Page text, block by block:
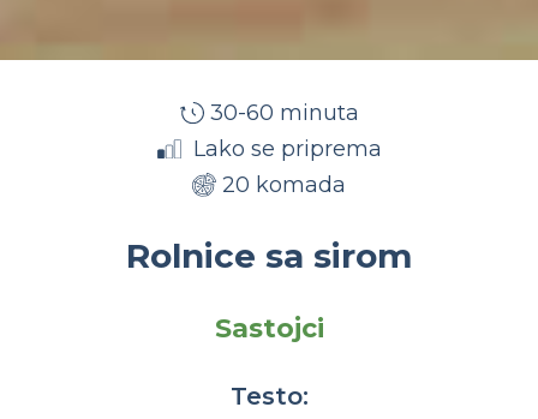
30-60 minuta
Lako se priprema
20 komada
Rolnice sa sirom
Sastojci
Testo: